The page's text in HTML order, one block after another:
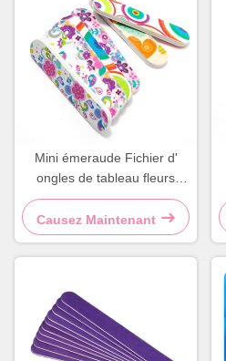
Mini émeraude Fichier d'
ongles de tableau fleurs
colorées féminines Design
Matériau d' éponge durable
Causez Maintenant